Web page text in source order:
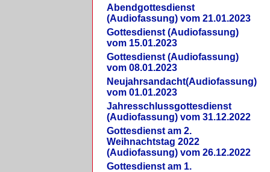
Abendgottesdienst
(Audiofassung) vom 21.01.2023
Gottesdienst (Audiofassung)
vom 15.01.2023
Gottesdienst (Audiofassung)
vom 08.01.2023
Neujahrsandacht(Audiofassung)
vom 01.01.2023
Jahresschlussgottesdienst
(Audiofassung) vom 31.12.2022
Gottesdienst am 2.
Weihnachtstag 2022
(Audiofassung) vom 26.12.2022
Gottesdienst am 1.